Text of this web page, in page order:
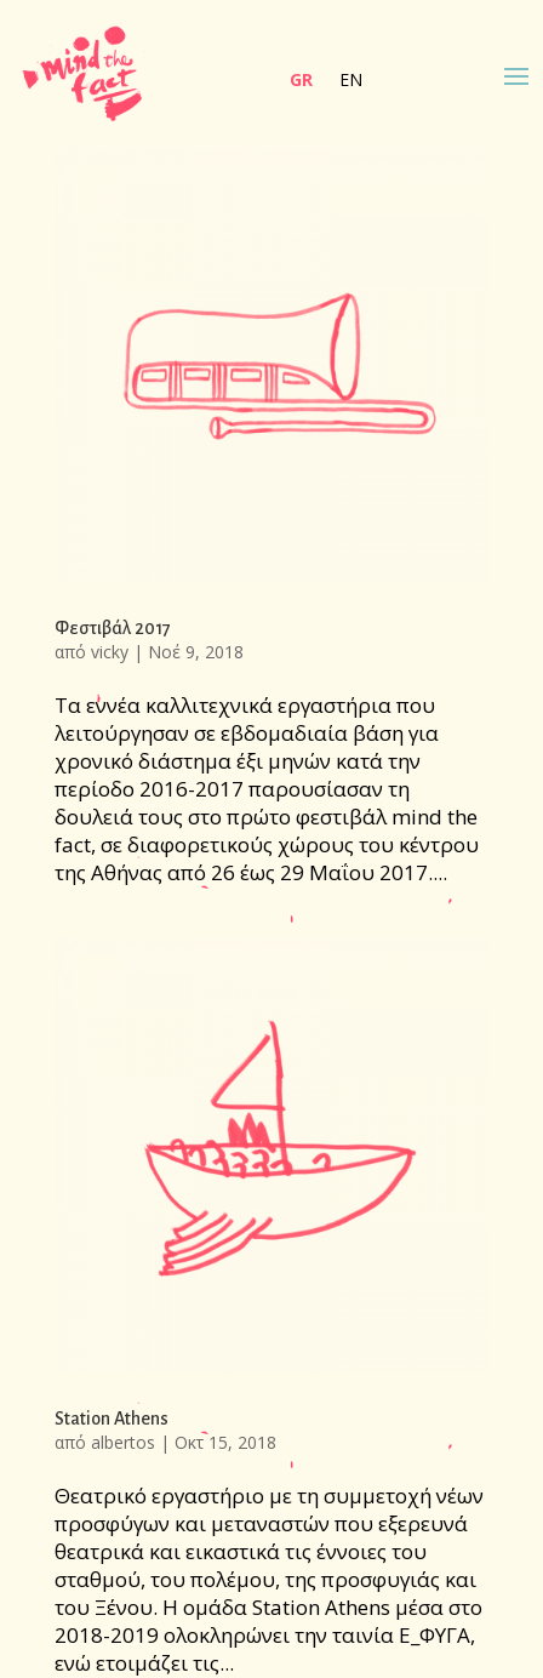
GR EN
Φεστιβάλ 2017
από vicky| Νοέ 9, 2018
Τα εννέα καλλιτεχνικά εργαστήρια που
λειτούργησαν σε εβδομαδιαία βάση για
χρονικό διάστημα έξι μηνών κατά την
περίοδο 2016-2017 παρουσίασαν τη
δουλειά τους στο πρώτο φεστιβάλ mind the
fact, σε διαφορετικούς χώρους του κέντρου
της Αθήνας από 26 έως 29 Μαΐου 2017....
Station Athens
από albertos | Οκτ 15, 2018
Θεατρικό εργαστήριο με τη συμμετοχή νέων
προσφύγων και μεταναστών που εξερευνά
θεατρικά και εικαστικά τις έννοιες του
σταθμού, του πολέμου, της προσφυγιάς και
του Ξένου. Η ομάδα Station Athens μέσα στο
2018-2019 ολοκληρώνει την ταινία Ε_ΦΥΓΑ,
ενώ ετοιμάζει τις...